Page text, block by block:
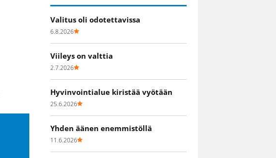
Valitus oli odotettavissa
6.8.2026
Viileys on valttia
2.7.2026
Hyvinvointialue kiristää vyötään
25.6.2026
Yhden äänen enemmistöllä
11.6.2026